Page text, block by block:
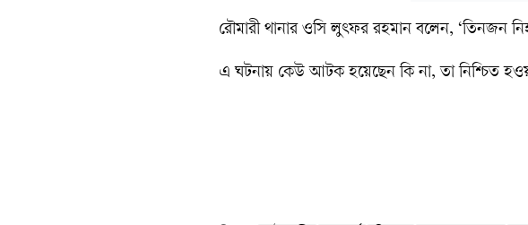
রৌমারী থানার ওসি লুৎফর রহমান বলেন, ‘তিনজন
এ ঘটনায় কেউ আটক হয়েছেন কি না, তা নিশ্চিত